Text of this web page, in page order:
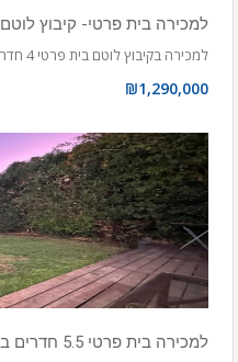
למכירה בית פרטי- קיבוץ לוטם
למכירה בקיבוץ לוטם בית פרטי 4 חדרים כ-88 מ”ר…
₪1,290,000
למכירה בית פרטי 5.5 חדרים בישוב יעד – משגב